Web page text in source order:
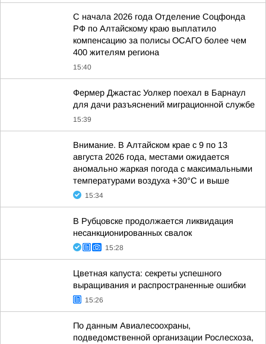
С начала 2026 года Отделение Соцфонда
РФ по Алтайскому краю выплатило
компенсацию за полисы ОСАГО более чем
400 жителям региона
15:40
Фермер Джастас Уолкер поехал в Барнаул
для дачи разъяснений миграционной службе
15:39
Внимание. В Алтайском крае с 9 по 13
августа 2026 года, местами ожидается
аномально жаркая погода с максимальными
температурами воздуха +30°С и выше
15:34
В Рубцовске продолжается ликвидация
несанкционированных свалок
15:28
Цветная капуста: секреты успешного
выращивания и распространенные ошибки
15:26
По данным Авиалесоохраны,
подведомственной организации Рослесхоза,